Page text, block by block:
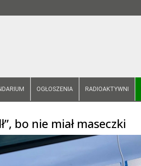
OGŁOSZENIA RADIOAKTYWNI
bo nie miał maseczki